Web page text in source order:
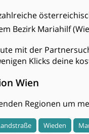
Bezirk Mariahilf
mit der
Klicks deine
Wien
Regionen um
Wieden